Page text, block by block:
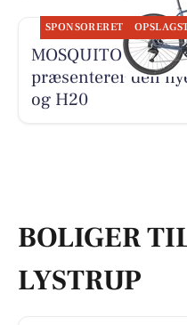
SPONSORERET
MOSQUITO
præsenterer den
og H20
BOLIGER
LYSTRUP